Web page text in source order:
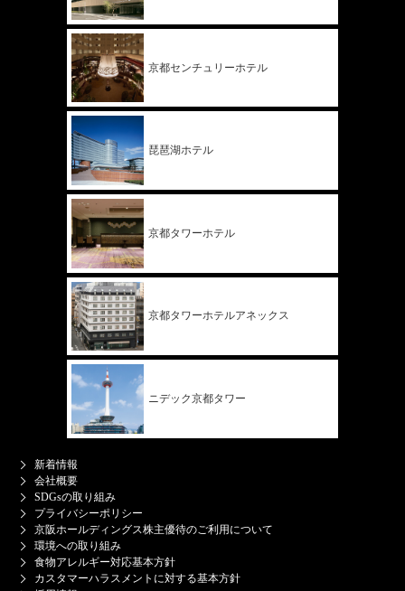
京都センチュリーホテル
琵琶湖ホテル
京都タワーホテル
京都タワーホテルアネックス
ニデック京都タワー
新着情報
会社概要
SDGsの取り組み
プライバシーポリシー
京阪ホールディングス株主優待のご利用について
環境への取り組み
食物アレルギー対応基本方針
カスタマーハラスメントに対する基本方針